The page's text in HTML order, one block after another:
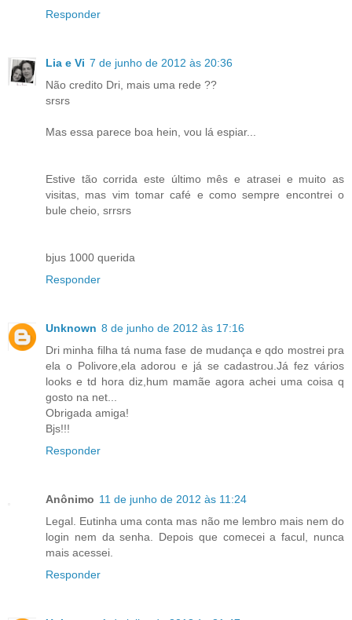
Responder
Lia e Vi 7 de junho de 2012 às 20:36
Não credito Dri, mais uma rede ??
srsrs
Mas essa parece boa hein, vou lá espiar...
Estive tão corrida este último mês e atrasei e muito as
visitas, mas vim tomar café e como sempre encontrei o
bule cheio, srrsrs
bjus 1000 querida
Responder
Unknown 8 de junho de 2012 às 17:16
Dri minha filha tá numa fase de mudança e qdo mostrei pra
ela o Polivore,ela adorou e já se cadastrou.Já fez vários
looks e td hora diz,hum mamãe agora achei uma coisa q
gosto na net...
Obrigada amiga!
Bjs!!!
Responder
Anônimo 11 de junho de 2012 às 11:24
Legal. Eutinha uma conta mas não me lembro mais nem do
login nem da senha. Depois que comecei a facul, nunca
mais acessei.
Responder